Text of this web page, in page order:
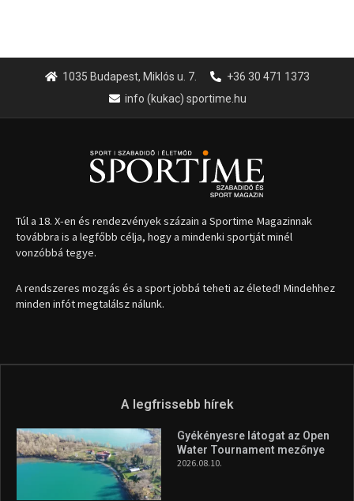
1035 Budapest, Miklós u. 7.
+36 30 471 1373
info (kukac) sportime.hu
Túl a 18. X-en és rendezvények százain a Sportime Magazinnak
továbbra is a legfőbb célja, hogy a mindenki sportját minél
vonzóbbá tegye.
A rendszeres mozgás és a sport jobbá teheti az életed! Mindehhez
minden infót megtalálsz nálunk.
A legfrissebb hírek
Gyékényesre látogat az Open
Water Tournament mezőnye
2026.08.10.